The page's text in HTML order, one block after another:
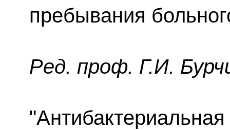
пребывания
Ред. проф. Г.И.